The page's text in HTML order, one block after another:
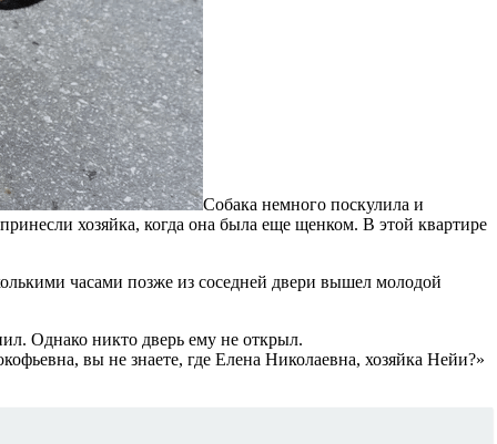
Собака немного поскулила и
хозяйка, когда она была еще щенком. В этой квартире
часами позже из соседней двери вышел молодой
Однако никто дверь ему не открыл.
вы не знаете, где Елена Николаевна, хозяйка Нейи?»